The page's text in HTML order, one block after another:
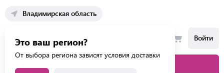
Владимирская область
Это ваш регион?
От выбора региона зависят условия доставки
Войти